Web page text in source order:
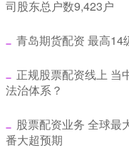
司股东总户数9,423户
青岛期货配资 最高14
正规股票配资线上 当
法治体系？
股票配资业务 全球最
番大超预期